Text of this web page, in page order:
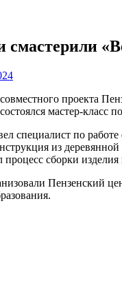
проекта
мастер-класс
специалист по
из
сборки
Пензенский